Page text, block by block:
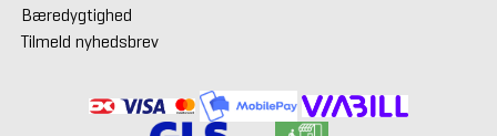
Bæredygtighed
Tilmeld nyhedsbrev